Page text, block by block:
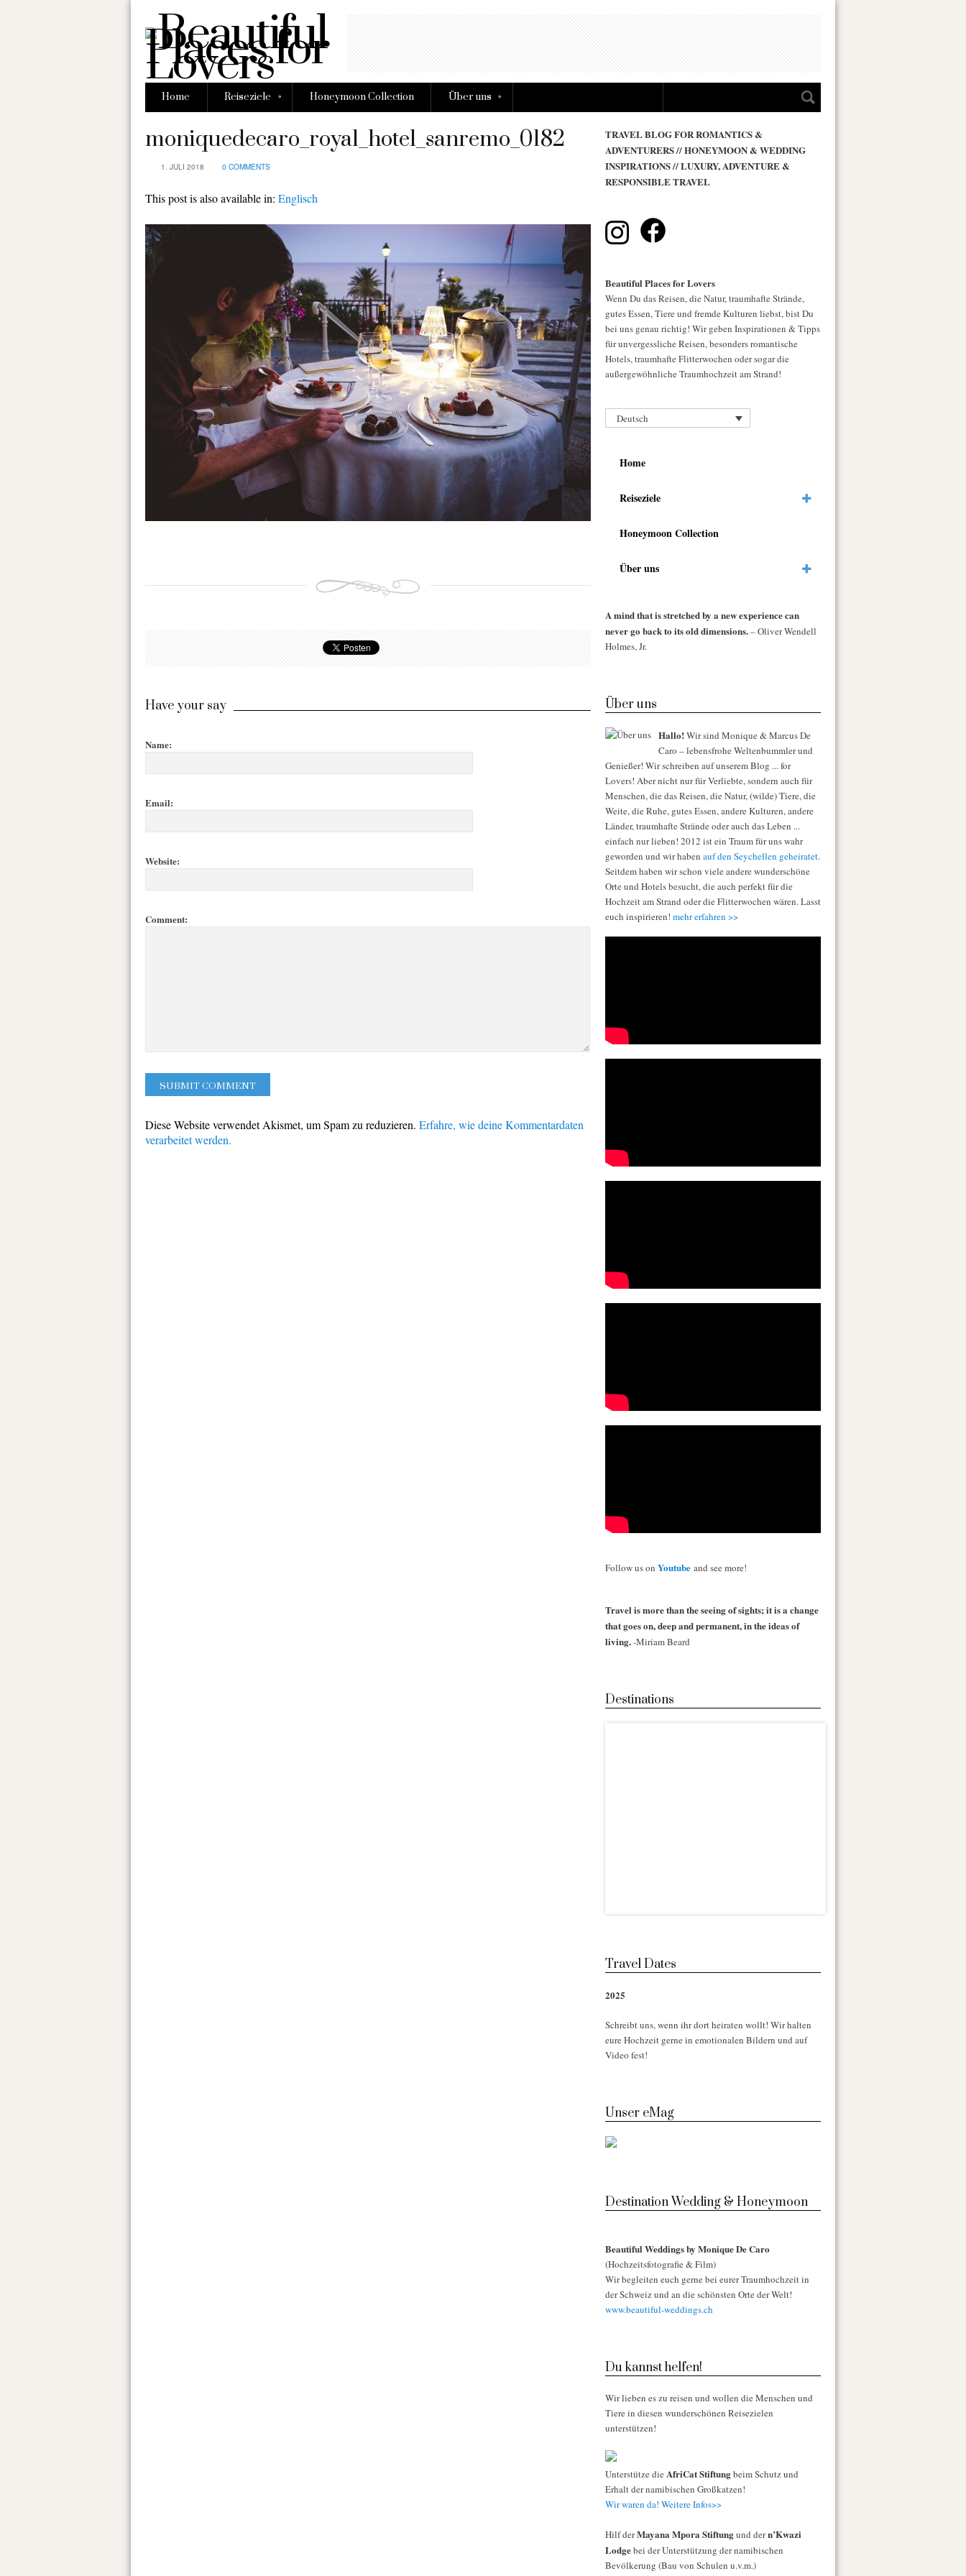
Home Reiseziele » Honeymoon Collection Über uns »
moniquedecaro_royal_hotel_sanremo_0182
1. JULI 2018 0 COMMENTS
This post is also available in: Englisch
Have your say
Name:
Email:
Website:
Comment:
Diese Website verwendet Akismet, um Spam zu reduzieren. Erfahre, wie deine Kommentardaten
verarbeitet werden.
TRAVEL BLOG FOR ROMANTICS &
ADVENTURERS // HONEYMOON & WEDDING
INSPIRATIONS // LUXURY, ADVENTURE &
RESPONSIBLE TRAVEL
Beautiful Places for Lovers
Wenn Du das Reisen, die Natur, traumhafte Strände,
gutes Essen, Tiere und fremde Kulturen liebst, bist Du
bei uns genau richtig! Wir geben Inspirationen & Tipps
für unvergessliche Reisen, besonders romantische
Hotels, traumhafte Flitterwochen oder sogar die
außergewöhnliche Traumhochzeit am Strand!
Deutsch
Home
Reiseziele
Honeymoon Collection
Über uns
A mind that is stretched by a new experience can
never go back to its old dimensions.– Oliver Wendell
Holmes, Jr.
Über uns
Hallo!Wir sind Monique & Marcus De
Caro – lebensfrohe Weltenbummler und
Genießer! Wir schreiben auf unserem Blog ... for
Lovers! Aber nicht nur für Verliebte, sondern auch für
Menschen, die das Reisen, die Natur, (wilde) Tiere, die
Weite, die Ruhe, gutes Essen, andere Kulturen, andere
Länder, traumhafte Strände oder auch das Leben ...
einfach nur lieben! 2012 ist ein Traum für uns wahr
geworden und wir haben auf den Seychellen geheiratet.
Seitdem haben wir schon viele andere wunderschöne
Orte und Hotels besucht, die auch perfekt für die
Hochzeit am Strand oder die Flitterwochen wären. Lasst
euch inspirieren! mehr erfahren >>
Follow us on Youtube and see more!
Travel is more than the seeing of sights; it is a change
that goes on, deep and permanent, in the ideas of
living.-Miriam Beard
Destinations
Travel Dates
2025
Schreibt uns, wenn ihr dort heiraten wollt! Wir halten
eure Hochzeit gerne in emotionalen Bildern und auf
Video fest!
Unser eMag
Destination Wedding & Honeymoon
Beautiful Weddings by Monique De Caro
(Hochzeitsfotografie & Film)
Wir begleiten euch gerne bei eurer Traumhochzeit in
der Schweiz und an die schönsten Orte der Welt!
www.beautiful-weddings.ch
Du kannst helfen!
Wir lieben es zu reisen und wollen die Menschen und
Tiere in diesen wunderschönen Reisezielen
unterstützen!
Unterstütze die AfriCat Stiftungbeim Schutz und
Erhalt der namibischen Großkatzen!
Wir waren da! Weitere Infos>>
Hilf derMayana Mpora Stiftungund dern’Kwazi
Lodgebei der Unterstützung der namibischen
Bevölkerung (Bau von Schulen u.v.m.)